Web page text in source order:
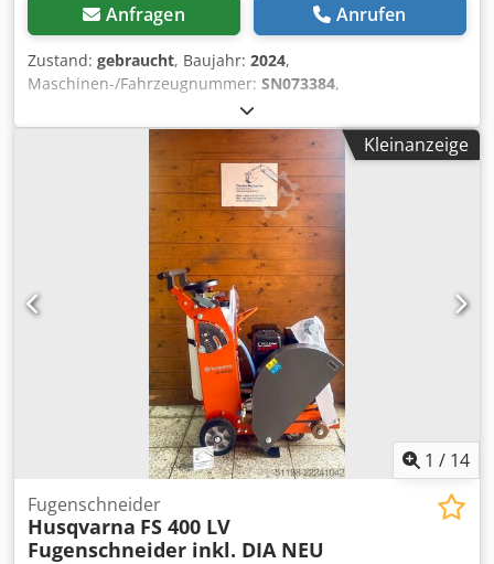
Anfragen Anrufen
Zustand: gebraucht, Baujahr: 2024,
Maschinen-/Fahrzeugnummer: SN073384,
voll funktionsfähig
Garantie, ausgenommen Motor. Dedpfew Ia Rwjx Adqjkr
Kleinanzeige
1 / 14
Fugenschneider
Husqvarna FS 400 LV
Fugenschneider inkl. DIA NEU